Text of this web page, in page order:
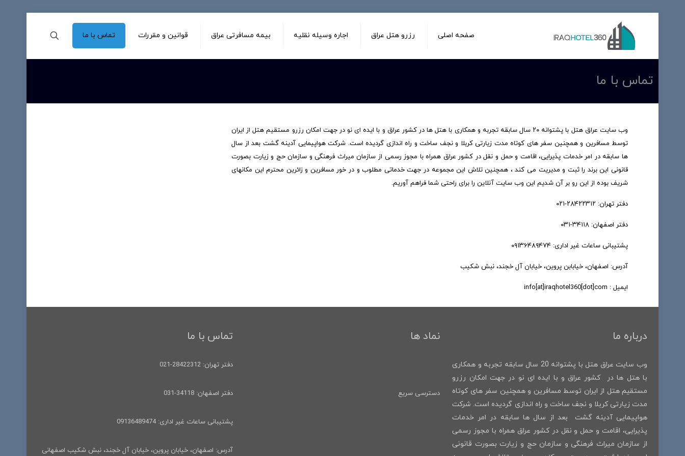
صفحه اصلی رزرو هتل عراق اجاره وسیله نقلیه بیمه مسافرتی عراق قوانین و مقررات تماس با ما
تماس با ما
وب سایت عراق هتل با پشتوانه ۲۰ سال سابقه تجربه و همکاری با هتل ها در کشور عراق و با ایده ای نو در جهت امکان رزرو مستقیم هتل از ایران
توسط مسافرین و همچنین سفر های کوتاه مدت زیارتی کربلا و نجف ساخت و راه اندازی گردیده است. شرکت هواپیمایی آدینه گشت بعد از سال
ها سابقه در امر خدمات پذیرایی، اقامت و حمل و نقل در کشور عراق همراه با مجوز رسمی از سازمان میراث فرهنگی و سازمان حج و زیارت بصورت
قانونی این برند را ثبت و مدیریت می کند ، همچنین تلاش این مجموعه در جهت خدماتی مطلوب و در خور مسافرین و زائرین محترم این مکانهای
شریف بوده از این رو بر آن شدیم این وب سایت آنلاین را برای راحتی شما فراهم آوریم.
دفتر تهران: ۲۸۴۲۲۳۱۲-۰۲۱
دفتر اصفهان: ۳۴۱۱۸-۰۳۱
پشتیبانی ساعات غیر اداری: ۰۹۱۳۶۴۸۹۴۷۴
آدرس: اصفهان، خیابابن پروین، خیابان آل خجند، نبش شکیب
ایمیل : info[at]iraqhotel360[dot]com
درباره ما
وب سایت عراق هتل با پشتوانه 20 سال سابقه تجربه و همکاری
با هتل ها در کشور عراق و با ایده ای نو در جهت امکان رزرو
مستقیم هتل از ایران توسط مسافرین و همچنین سفر های کوتاه
مدت زیارتی کربلا و نجف ساخت و راه اندازی گردیده است. شرکت
هواپیمایی آدینه گشت بعد از سال ها سابقه در امر خدمات
پذیرایی، اقامت و حمل و نقل در کشور عراق همراه با مجوز رسمی
از سازمان میراث فرهنگی و سازمان حج و زیارت بصورت قانونی
نماد ها
دسترسی سریع
تماس با ما
دفتر تهران: 28422312-021
دفتر اصفهان: 34118-031
پشتیبانی ساعات غیر اداری: 09136489474
آدرس: اصفهان، خیابان پروین، خیابان آل خجند، نبش شکیب اصفهانی